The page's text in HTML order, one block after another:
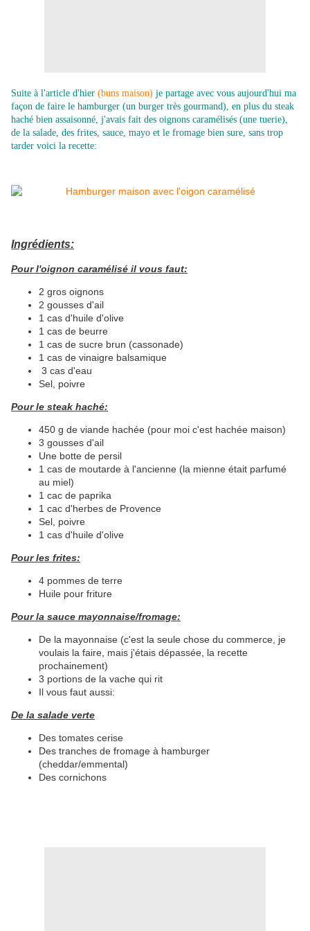
Suite à l'article d'hier (buns maison) je partage avec vous aujourd'hui ma
façon de faire le hamburger (un burger très gourmand), en plus du steak
haché bien assaisonné, j'avais fait des oignons caramélisés (une tuerie),
de la salade, des frites, sauce, mayo et le fromage bien sure, sans trop
tarder voici la recette:
Ingrédients:
Pour l'oignon caramélisé il vous faut:
2 gros oignons
2 gousses d'ail
1 cas d'huile d'olive
1 cas de beurre
1 cas de sucre brun (cassonade)
1 cas de vinaigre balsamique
3 cas d'eau
Sel, poivre
Pour le steak haché:
450 g de viande hachée (pour moi c'est hachée maison)
3 gousses d'ail
Une botte de persil
1 cas de moutarde à l'ancienne (la mienne était parfumé
au miel)
1 cac de paprika
1 cac d'herbes de Provence
Sel, poivre
1 cas d'huile d'olive
Pour les frites:
4 pommes de terre
Huile pour friture
Pour la sauce mayonnaise/fromage:
De la mayonnaise (c'est la seule chose du commerce, je
voulais la faire, mais j'étais dépassée, la recette
prochainement)
3 portions de la vache qui rit
Il vous faut aussi:
De la salade verte
Des tomates cerise
Des tranches de fromage à hamburger
(cheddar/emmental)
Des cornichons